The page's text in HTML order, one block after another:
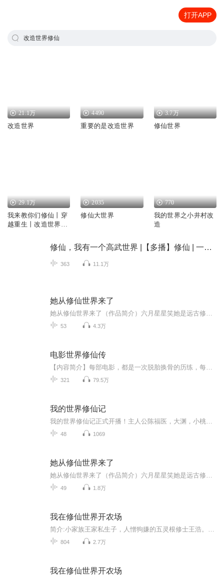
打开APP
改造世界修仙
21.1万
改造世界
4490
重要的是改造世界
3.7万
修仙世界
29.1万
我来教你们修仙丨穿
越重生丨改造世界丨
2035
修仙大世界
770
我的世界之小井村改
造
修仙，我有一个高武世界 |【多播】修仙 | 一个修仙世界
363 11.1万
她从修仙世界来了
53 4.3万
电影世界修仙传
321 79.5万
我的世界修仙记
48 1069
她从修仙世界来了
49 1.8万
我在修仙世界开农场
804 2.7万
我在修仙世界开农场